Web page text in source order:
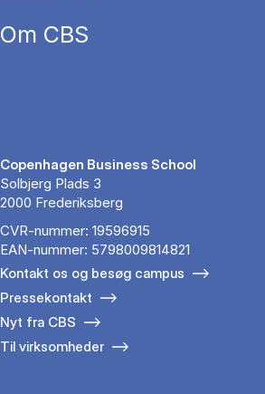
Om CBS
Copenhagen Business School
Solbjerg Plads 3
2000 Frederiksberg
CVR-nummer: 19596915
EAN-nummer: 5798009814821
Kontakt os og besøg campus
Pressekontakt
Nyt fra CBS
Til virksomheder